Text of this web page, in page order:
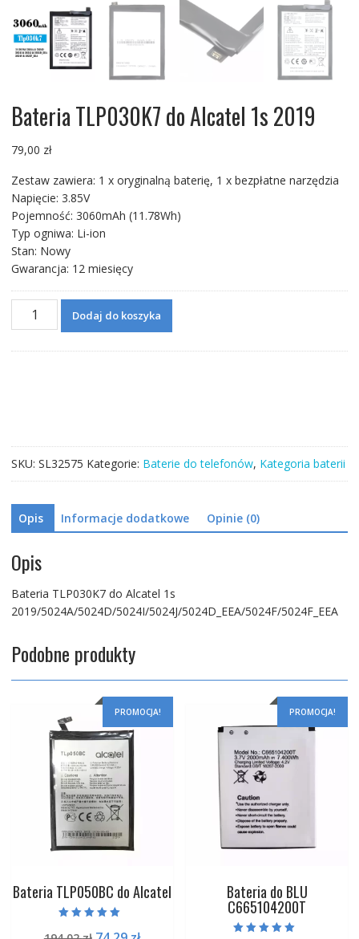
Bateria TLP030K7 do Alcatel 1s 2019
79,00 zł
Zestaw zawiera: 1 x oryginalną baterię, 1 x bezpłatne narzędzia
Napięcie: 3.85V
Pojemność: 3060mAh (11.78Wh)
Typ ogniwa: Li-ion
Stan: Nowy
Gwarancja: 12 miesięcy
ilość
Bateria
Dodaj do koszyka
SKU: SL32575 Kategorie: Baterie do telefonów, Kategoria baterii
Opis Informacje dodatkowe Opinie (0)
Opis
Bateria TLP030K7 do Alcatel 1s
2019/5024A/5024D/5024I/5024J/5024D_EEA/5024F/5024F_EEA
Podobne produkty
PROMOCJA!
Bateria TLP050BC do Alcatel
5.00
PROMOCJA!
Bateria do BLU
C665104200T